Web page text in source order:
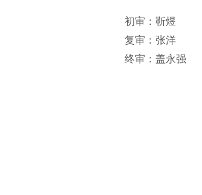
初审：靳煜
复审：张洋
终审：盖永强